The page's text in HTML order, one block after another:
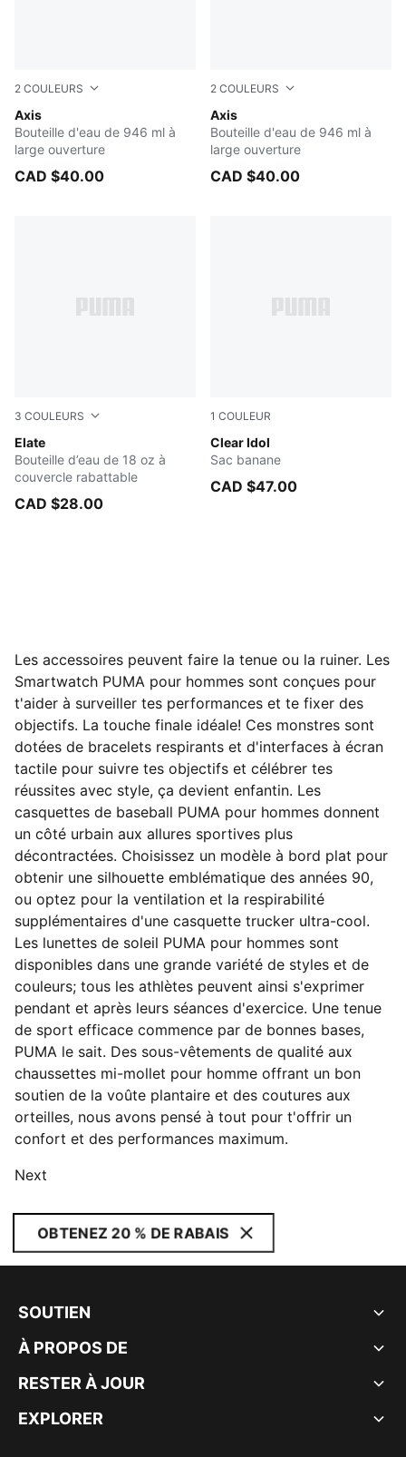
2 COULEURS
Axis
NAVY
Bouteille d'eau de 946 ml à
large ouverture
CAD $40.00
2 COULEURS
Axis
BLACK
Bouteille d'eau de 946 ml à
large ouverture
CAD $40.00
3 COULEURS
Elate
BLACK
Bouteille d’eau de 18 oz à
couvercle rabattable
CAD $28.00
1 COULEUR
Clear Idol
BLACK
Sac banane
CAD $47.00
Les accessoires peuvent faire la tenue ou la ruiner. Les
Smartwatch PUMA pour hommes sont conçues pour
t'aider à surveiller tes performances et te fixer des
objectifs. La touche finale idéale! Ces monstres sont
dotées de bracelets respirants et d'interfaces à écran
tactile pour suivre tes objectifs et célébrer tes
réussites avec style, ça devient enfantin. Les
casquettes de baseball PUMA pour hommes donnent
un côté urbain aux allures sportives plus
décontractées. Choisissez un modèle à bord plat pour
obtenir une silhouette emblématique des années 90,
ou optez pour la ventilation et la respirabilité
supplémentaires d'une casquette trucker ultra-cool.
Les lunettes de soleil PUMA pour hommes sont
disponibles dans une grande variété de styles et de
couleurs; tous les athlètes peuvent ainsi s'exprimer
pendant et après leurs séances d'exercice. Une tenue
de sport efficace commence par de bonnes bases,
PUMA le sait. Des sous-vêtements de qualité aux
chaussettes mi-mollet pour homme offrant un bon
soutien de la voûte plantaire et des coutures aux
orteilles, nous avons pensé à tout pour t'offrir un
confort et des performances maximum.
Next
OBTENEZ 20 % DE RABAIS
SOUTIEN
À PROPOS DE
RESTER À JOUR
EXPLORER